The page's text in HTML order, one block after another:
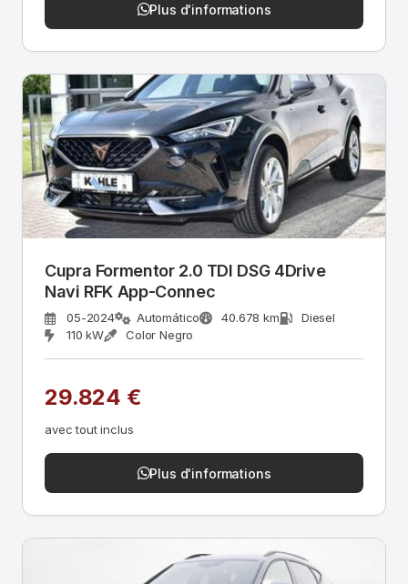
Plus d'informations
Cupra Formentor 2.0 TDI DSG 4Drive
Navi RFK App-Connec
05-2024 Automático 40.678 km
Diesel
110 kW
Color Negro
29.824 €
avec tout inclus
Plus d'informations